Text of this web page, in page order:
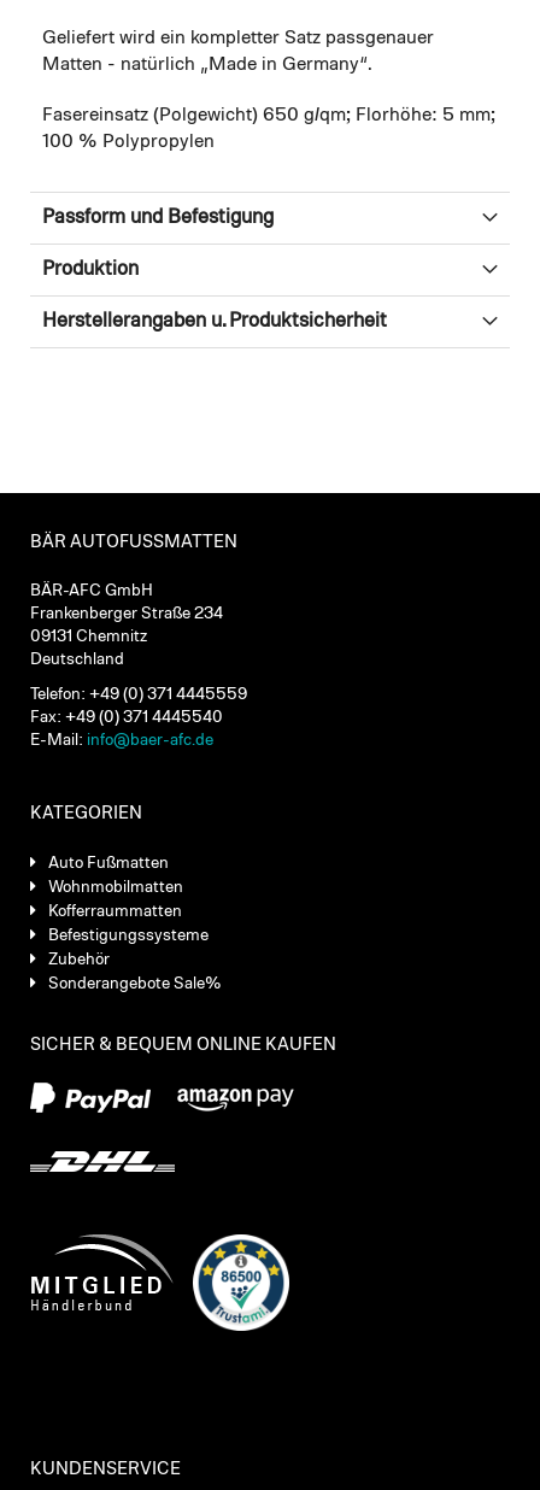
Geliefert wird ein kompletter Satz passgenauer
Matten - natürlich „Made in Germany“.
Fasereinsatz (Polgewicht) 650 g/qm; Florhöhe: 5 mm;
100 % Polypropylen
Passform und Befestigung
Produktion
Herstellerangaben u. Produktsicherheit
BÄR AUTOFUSSMATTEN
BÄR-AFC GmbH
Frankenberger Straße 234
09131 Chemnitz
Deutschland
Telefon: +49 (0) 371 4445559
Fax: +49 (0) 371 4445540
E-Mail: info@baer-afc.de
KATEGORIEN
Auto Fußmatten
Wohnmobilmatten
Kofferraummatten
Befestigungssysteme
Zubehör
Sonderangebote Sale%
SICHER & BEQUEM ONLINE KAUFEN
KUNDENSERVICE